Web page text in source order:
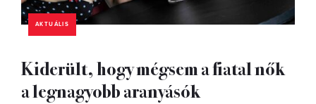
AKTUÁLIS
Kiderült, hogy mégsem a fiatal nők
a legnagyobb aranyásók